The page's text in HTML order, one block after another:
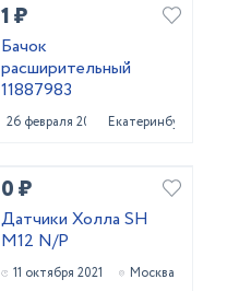
1 ₽
Бачок
расширительный
11887983
26 февраля 2022 Екатеринбург
0 ₽
Датчики Холла SH
M12 N/P
11 октября 2021 Москва